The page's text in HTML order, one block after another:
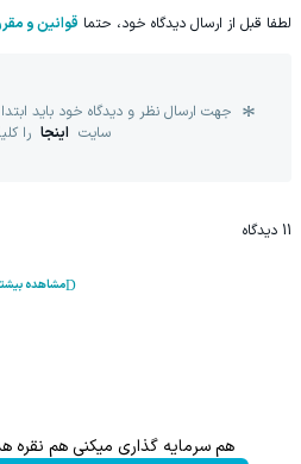
لطفا قبل از ارسال دیدگاه خود، حتما قوانین و
جهت ارسال نظر و دیدگاه خود باید
سایت اینجا را
11 دیدگاه
مشاهده
هم سرمایه گذاری میکنی هم نقره